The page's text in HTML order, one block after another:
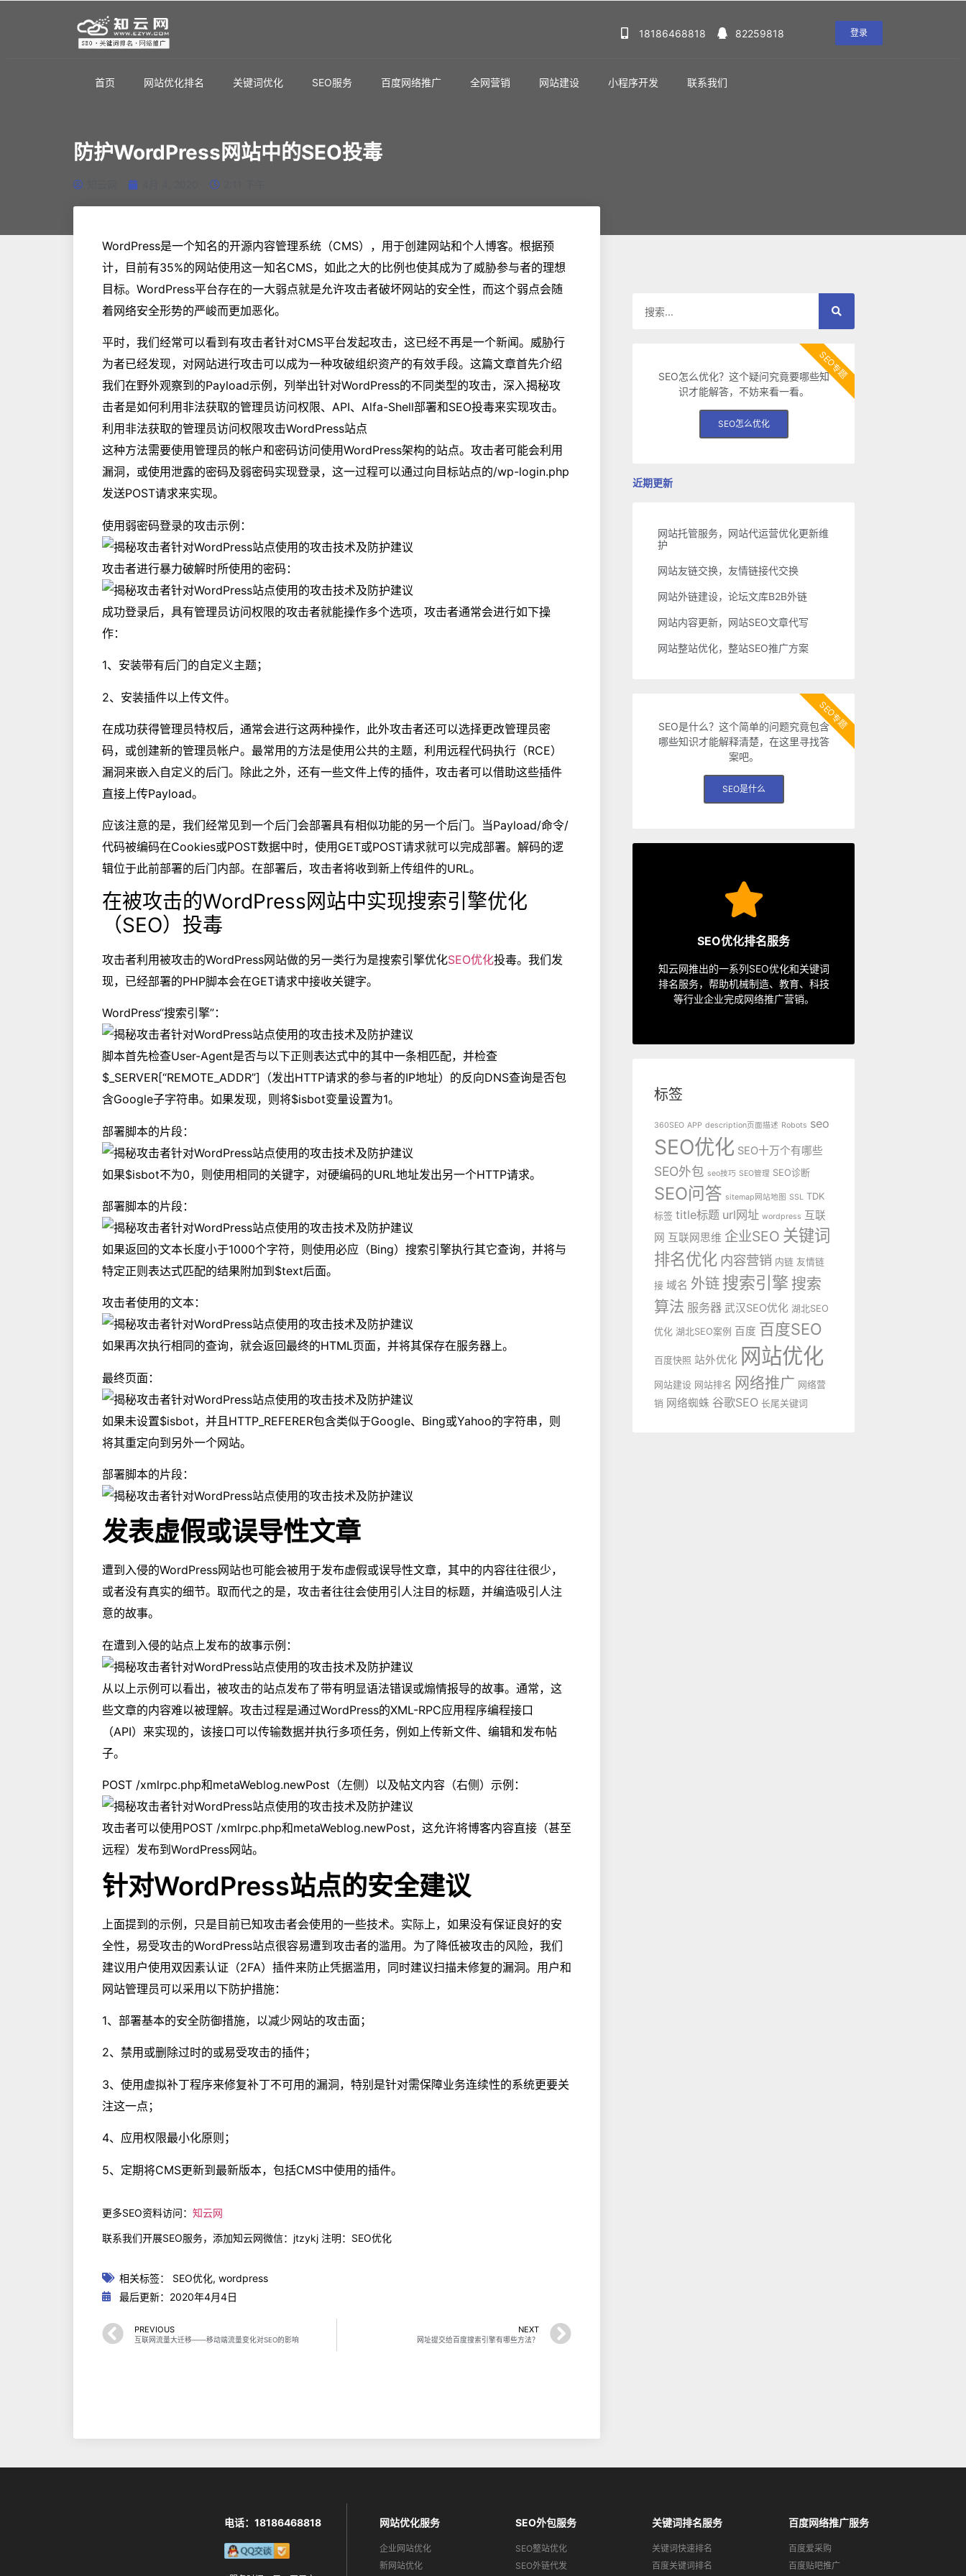
18186468818 82259818 登录
首页 网站优化排名 关键词优化 SEO服务 百度网络推广 全网营销 网站建设 小程序开发 联系我们
防护WordPress网站中的SEO投毒
WordPress是一个知名的开源内容管理系统（CMS），用于创建网站和个人博客。根据预
计，目前有35%的网站使用这一知名CMS，如此之大的比例也使其成为了威胁参与者的理想
目标。WordPress平台存在的一大弱点就是允许攻击者破坏网站的安全性，而这个弱点会随
着网络安全形势的严峻而更加恶化。
平时，我们经常可以看到有攻击者针对CMS平台发起攻击，这已经不再是一个新闻。威胁行
为者已经发现，对网站进行攻击可以成为一种攻破组织资产的有效手段。这篇文章首先介绍
我们在野外观察到的Payload示例，列举出针对WordPress的不同类型的攻击，深入揭秘攻
击者是如何利用非法获取的管理员访问权限、API、Alfa-Shell部署和SEO投毒来实现攻击。
利用非法获取的管理员访问权限攻击WordPress站点
这种方法需要使用管理员的帐户和密码访问使用WordPress架构的站点。攻击者可能会利用
漏洞，或使用泄露的密码及弱密码实现登录，这一过程可以通过向目标站点的/wp-login.php
发送POST请求来实现。
使用弱密码登录的攻击示例：
攻击者进行暴力破解时所使用的密码：
成功登录后，具有管理员访问权限的攻击者就能操作多个选项，攻击者通常会进行如下操
作：
1、安装带有后门的自定义主题；
2、安装插件以上传文件。
在成功获得管理员特权后，通常会进行这两种操作，此外攻击者还可以选择更改管理员密
码，或创建新的管理员帐户。最常用的方法是使用公共的主题，利用远程代码执行（RCE）
漏洞来嵌入自定义的后门。除此之外，还有一些文件上传的插件，攻击者可以借助这些插件
直接上传Payload。
应该注意的是，我们经常见到一个后门会部署具有相似功能的另一个后门。当Payload/命令/
代码被编码在Cookies或POST数据中时，使用GET或POST请求就可以完成部署。解码的逻
辑位于此前部署的后门内部。在部署后，攻击者将收到新上传组件的URL。
在被攻击的WordPress网站中实现搜索引擎优化
（SEO）投毒
攻击者利用被攻击的WordPress网站做的另一类行为是搜索引擎优化SEO优化投毒。我们发
现，已经部署的PHP脚本会在GET请求中接收关键字。
WordPress“搜索引擎”：
脚本首先检查User-Agent是否与以下正则表达式中的其中一条相匹配，并检查
$_SERVER[“REMOTE_ADDR”]（发出HTTP请求的参与者的IP地址）的反向DNS查询是否包
含Google子字符串。如果发现，则将$isbot变量设置为1。
部署脚本的片段：
如果$isbot不为0，则使用相同的关键字，对硬编码的URL地址发出另一个HTTP请求。
部署脚本的片段：
如果返回的文本长度小于1000个字符，则使用必应（Bing）搜索引擎执行其它查询，并将与
特定正则表达式匹配的结果附加到$text后面。
攻击者使用的文本：
如果再次执行相同的查询，就会返回最终的HTML页面，并将其保存在服务器上。
最终页面：
如果未设置$isbot，并且HTTP_REFERER包含类似于Google、Bing或Yahoo的字符串，则
将其重定向到另外一个网站。
部署脚本的片段：
发表虚假或误导性文章
遭到入侵的WordPress网站也可能会被用于发布虚假或误导性文章，其中的内容往往很少，
或者没有真实的细节。取而代之的是，攻击者往往会使用引人注目的标题，并编造吸引人注
意的故事。
在遭到入侵的站点上发布的故事示例：
从以上示例可以看出，被攻击的站点发布了带有明显语法错误或煽情报导的故事。通常，这
些文章的内容难以被理解。攻击过程是通过WordPress的XML-RPC应用程序编程接口
（API）来实现的，该接口可以传输数据并执行多项任务，例如上传新文件、编辑和发布帖
子。
POST /xmlrpc.php和metaWeblog.newPost（左侧）以及帖文内容（右侧）示例：
攻击者可以使用POST /xmlrpc.php和metaWeblog.newPost，这允许将博客内容直接（甚至
远程）发布到WordPress网站。
针对WordPress站点的安全建议
上面提到的示例，只是目前已知攻击者会使用的一些技术。实际上，如果没有保证良好的安
全性，易受攻击的WordPress站点很容易遭到攻击者的滥用。为了降低被攻击的风险，我们
建议用户使用双因素认证（2FA）插件来防止凭据滥用，同时建议扫描未修复的漏洞。用户和
网站管理员可以采用以下防护措施：
1、部署基本的安全防御措施，以减少网站的攻击面；
2、禁用或删除过时的或易受攻击的插件；
3、使用虚拟补丁程序来修复补丁不可用的漏洞，特别是针对需保障业务连续性的系统更要关
注这一点；
4、应用权限最小化原则；
5、定期将CMS更新到最新版本，包括CMS中使用的插件。
更多SEO资料访问： 知云网
联系我们开展SEO服务，添加知云网微信：jtzykj 注明：SEO优化
相关标签： SEO优化, wordpress
最后更新：2020年4月4日
PREVIOUS
互联网流量大迁移——移动端流量变化对SEO的影响
NEXT
网址提交给百度搜索引擎有哪些方法？
SEO怎么优化？这个疑问究竟要哪些知
识才能解答，不妨来看一看。
SEO怎么优化
SEO专题
近期更新
网站托管服务，网站代运营优化更新维
护
网站友链交换，友情链接代交换
网站外链建设，论坛文库B2B外链
网站内容更新，网站SEO文章代写
网站整站优化，整站SEO推广方案
SEO是什么？这个简单的问题究竟包含
哪些知识才能解释清楚，在这里寻找答
案吧。
SEO是什么
SEO专题
SEO优化排名服务
知云网推出的一系列SEO优化和关键词
排名服务，帮助机械制造、教育、科技
等行业企业完成网络推广营销。
SEO服务中心
指定关键词优化、整站优化、SEO套
从容应对各种优化需求。
SEO服务
标签
360SEO APP description页面描述 Robots seo
SEO优化 SEO十万个有哪些
SEO外包 seo技巧 SEO管理 SEO诊断
SEO问答 sitemap网站地图 SSL TDK
标签 title标题 url网址 wordpress 互联
网 互联网思维 企业SEO 关键词
排名优化 内容营销 内链 友情链
接 域名 外链 搜索引擎 搜索
算法 服务器 武汉SEO优化 湖北SEO
优化 湖北SEO案例 百度 百度SEO
百度快照 站外优化 网站优化
网站建设 网站排名 网络推广 网络营
销 网络蜘蛛 谷歌SEO 长尾关键词
电话：18186468818 网站优化服务
企业网站优化
新网站优化
SEO外包服务
SEO整站优化
SEO外链代发
关键词排名服务
关键词快速排名
百度关键词排名
百度网络推广服务
百度爱采购
百度贴吧推广